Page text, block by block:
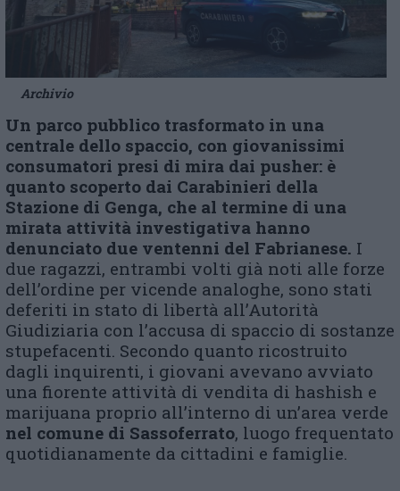
Archivio
Un parco pubblico trasformato in una
centrale dello spaccio, con giovanissimi
consumatori presi di mira dai pusher: è
quanto scoperto dai Carabinieri della
Stazione di Genga, che al termine di una
mirata attività investigativa hanno
denunciato due ventenni del Fabrianese. I
due ragazzi, entrambi volti già noti alle forze
dell’ordine per vicende analoghe, sono stati
deferiti in stato di libertà all’Autorità
Giudiziaria con l’accusa di spaccio di sostanze
stupefacenti. Secondo quanto ricostruito
dagli inquirenti, i giovani avevano avviato
una fiorente attività di vendita di hashish e
marijuana proprio all’interno di un’area verde
nel comune di Sassoferrato, luogo frequentato
quotidianamente da cittadini e famiglie.